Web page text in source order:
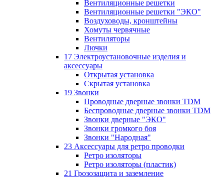
Вентиляционные решетки
Вентиляционные решетки "ЭКО"
Воздуховоды, кронштейны
Хомуты червячные
Вентиляторы
Лючки
17 Электроустановочные изделия и
аксессуары
Открытая установка
Скрытая установка
19 Звонки
Проводные дверные звонки TDM
Беспроводные дверные звонки TDM
Звонки дверные "ЭКО"
Звонки громкого боя
Звонки "Народная"
23 Аксессуары для ретро проводки
Ретро изоляторы
Ретро изоляторы (пластик)
21 Грозозащита и заземление